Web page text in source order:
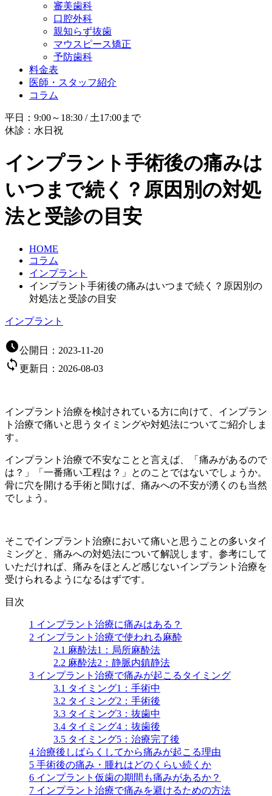
審美歯科
口腔外科
親知らず抜歯
マウスピース矯正
予防歯科
料金表
医師・スタッフ紹介
コラム
平日：9:00～18:30 / 土17:00まで
休診：水日祝
インプラント手術後の痛みは
いつまで続く？原因別の対処
法と受診の目安
HOME
コラム
インプラント
インプラント手術後の痛みはいつまで続く？原因別の
対処法と受診の目安
インプラント
公開日： 2023-11-20
 更新日： 2026-08-03
インプラント治療を検討されている方に向けて、インプラン
ト治療で痛いと思うタイミングや対処法についてご紹介しま
す。
インプラント治療で不安なことと言えば、「痛みがあるので
は？」「一番痛い工程は？」とのことではないでしょうか。
骨に穴を開ける手術と聞けば、痛みへの不安が湧くのも当然
でしょう。
そこでインプラント治療において痛いと思うことの多いタイ
ミングと、痛みへの対処法について解説します。参考にして
いただければ、痛みをほとんど感じないインプラント治療を
受けられるようになるはずです。
目次
1 インプラント治療に痛みはある？
2 インプラント治療で使われる麻酔
2.1 麻酔法1：局所麻酔法
2.2 麻酔法2：静脈内鎮静法
3 インプラント治療で痛みが起こるタイミング
3.1 タイミング1：手術中
3.2 タイミング2：手術後
3.3 タイミング3：抜歯中
3.4 タイミング4：抜歯後
3.5 タイミング5：治療完了後
4 治療後しばらくしてから痛みが起こる理由
5 手術後の痛み・腫れはどのくらい続くか
6 インプラント仮歯の期間も痛みがあるか？
7 インプラント治療で痛みを避けるための方法